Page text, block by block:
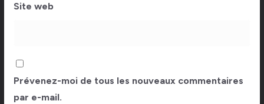
Site web
Prévenez-moi de tous les nouveaux commentaires
par e-mail.